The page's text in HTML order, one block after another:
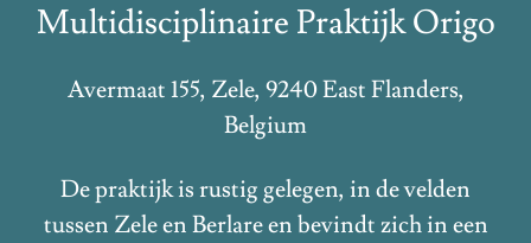
Multidisciplinaire Praktijk Origo
Avermaat 155, Zele, 9240 East Flanders,
Belgium
De praktijk is rustig gelegen, in de velden
tussen Zele en Berlare en bevindt zich in een